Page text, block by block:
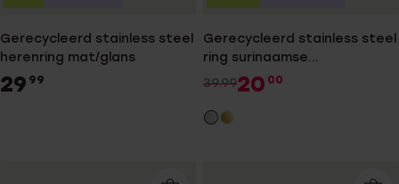
Gerecycleerd stainless steel
herenring mat/glans
29 99
Gerecycleerd stainless steel
ring surinaamse
mattenklopper
39.9920 00